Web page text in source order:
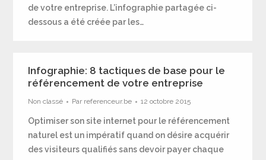
de votre entreprise. L’infographie partagée ci-
dessous a été créée par les…
Infographie: 8 tactiques de base pour le
référencement de votre entreprise
Non classé Par referenceur.be 12 octobre 2015
Optimiser son site internet pour le référencement
naturel est un impératif quand on désire acquérir
des visiteurs qualifiés sans devoir payer chaque